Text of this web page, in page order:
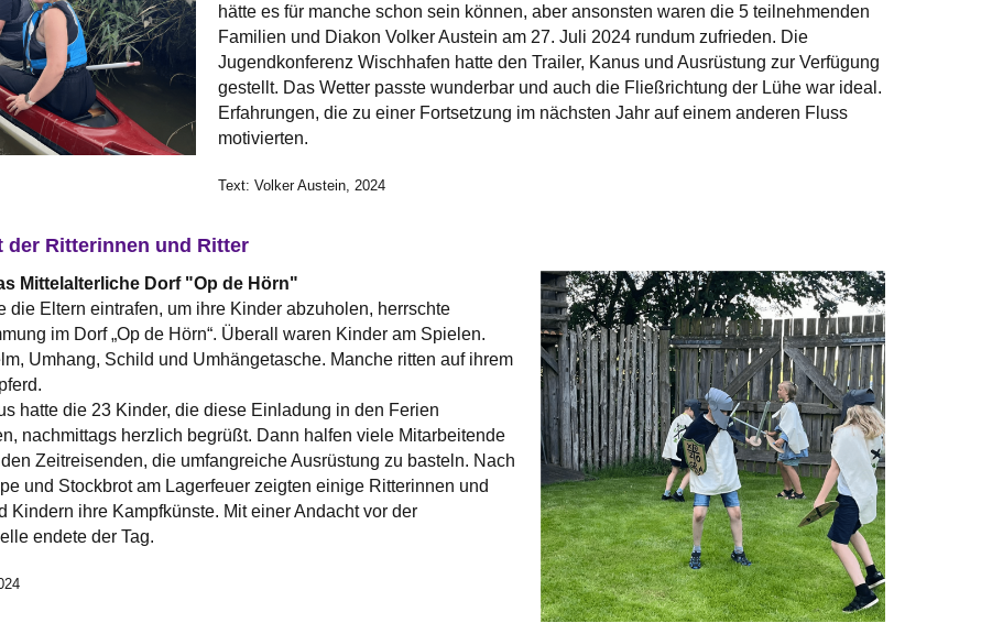
hätte es für manche schon sein können, aber ansonsten waren die 5 teilnehmenden
Familien und Diakon Volker Austein am 27. Juli 2024 rundum zufrieden. Die
Jugendkonferenz Wischhafen hatte den Trailer, Kanus und Ausrüstung zur Verfügung
gestellt. Das Wetter passte wunderbar und auch die Fließrichtung der Lühe war ideal.
Erfahrungen, die zu einer Fortsetzung im nächsten Jahr auf einem anderen Fluss
motivierten.
Text: Volker Austein, 2024
der Ritterinnen und Ritter
Mittelalterliche Dorf "Op de Hörn"
die Eltern eintrafen, um ihre Kinder abzuholen, herrschte
im Dorf „Op de Hörn“. Überall waren Kinder am Spielen.
Umhang, Schild und Umhängetasche. Manche ritten auf ihrem
hatte die 23 Kinder, die diese Einladung in den Ferien
nachmittags herzlich begrüßt. Dann halfen viele Mitarbeitende
Zeitreisenden, die umfangreiche Ausrüstung zu basteln. Nach
und Stockbrot am Lagerfeuer zeigten einige Ritterinnen und
Kindern ihre Kampfkünste. Mit einer Andacht vor der
endete der Tag.